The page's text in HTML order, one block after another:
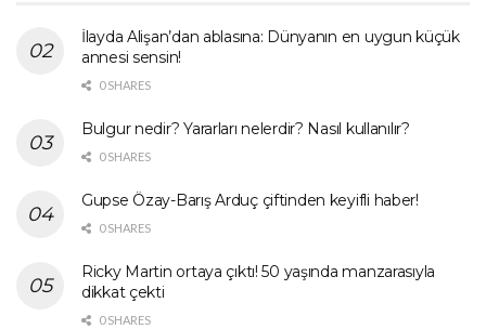
İlayda Alişan’dan ablasına: Dünyanın en uygun küçük
annesi sensin!
0 SHARES
Bulgur nedir? Yararları nelerdir? Nasıl kullanılır?
0 SHARES
Gupse Özay-Barış Arduç çiftinden keyifli haber!
0 SHARES
Ricky Martin ortaya çıktı! 50 yaşında manzarasıyla
dikkat çekti
0 SHARES